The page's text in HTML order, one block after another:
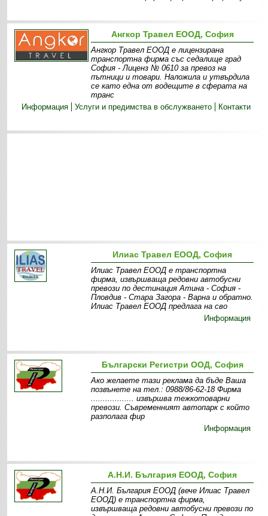
Ангкор Травел ЕООД, София
Ангкор Травел ЕООД е лицензирана
транспортна фирма със седалище град
София - Лиценз № 0610 за превоз на
пътници и товари. Наложила и утвърдила
се като една от водещите в сферата на
транс
Информация
Услуги и предимства в обслужването Контакти
Илиас Травел ЕООД, София
Илиас Травел ЕООД е транспортна
фирма, извършваща редовни автобусни
превози по дестинация Атина - София -
Пловдив - Стара Загора - Варна и обратно.
Илиас Травел ЕООД предлага на сво
Информация
Български Регистри ООД, София
Ако желаете тази реклама да бъде Ваша
позвънете на тел.: 0988/86-62-18 Фирма
.................. извършва тежкотоварни
превози. Съвременният автопарк с който
разполага фир
Информация
А.Н.И. България ЕООД, София
А.Н.И. България ЕООД (вече Илиас Травел
ЕООД) е транспортна фирма,
извършваща редовни автобусни превози по